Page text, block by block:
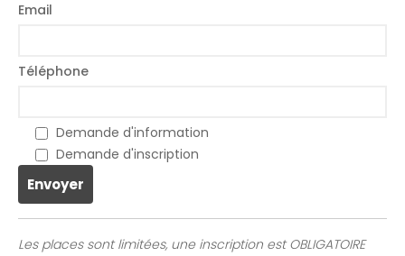
Email
Téléphone
Demande d'information
Demande d'inscription
Les places sont limitées, une inscription est OBLIGATOIRE